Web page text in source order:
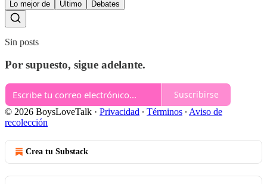
Lo mejor de Último Debates
Sin posts
Por supuesto, sigue adelante.
Suscribirse
© 2026 BoysLoveTalk · Privacidad ∙ Términos ∙ Aviso de
recolección
Crea tu Substack